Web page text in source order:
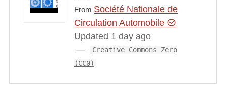
From Société Nationale de
Circulation Automobile
Updated 1 day ago
Creative Commons Zero
(CC0)